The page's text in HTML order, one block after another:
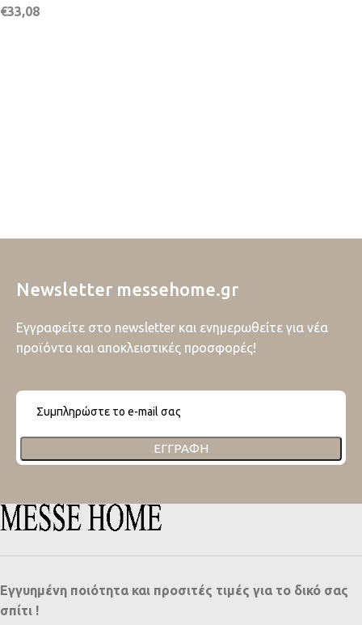
€33,08
Newsletter messehome.gr
Εγγραφείτε στο newsletter και ενημερωθείτε για νέα
προϊόντα και αποκλειστικές προσφορές!
ΕΓΓΡΑΦΉ
Εγγυημένη ποιότητα και προσιτές τιμές για το δικό σας
σπίτι !